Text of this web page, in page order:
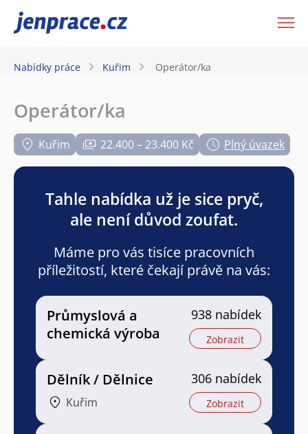
JenPráce.cz
Nabídky práce Kuřim Operátor/ka
Operátor/ka
Kuřim 22.400 – 23.400 Kč Plný úvazek
Tahle nabídka už je sice pryč,
ale není důvod zoufat.
Máme pro vás tisíce pracovních
příležitostí, které čekají právě na vás:
Průmyslová a
chemická výroba
938 nabídek
Zobrazit
Dělník / Dělnice
Kuřim
306 nabídek
Zobrazit